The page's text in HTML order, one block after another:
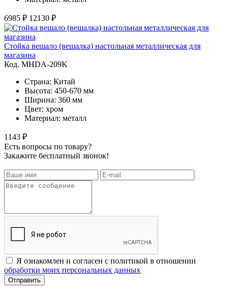
6985 ₽ 12130 ₽
Стойка вешало (вешалка) настольная металлическая для
магазина
Код. MHDA-209K
Страна: Китай
Высота: 450-670 мм
Ширина: 360 мм
Цвет: хром
Материал: металл
1143 ₽
Есть вопросы по товару?
Закажите бесплатный звонок!
Я ознакомлен и согласен с политикой в отношении
обработки моих персональных данных